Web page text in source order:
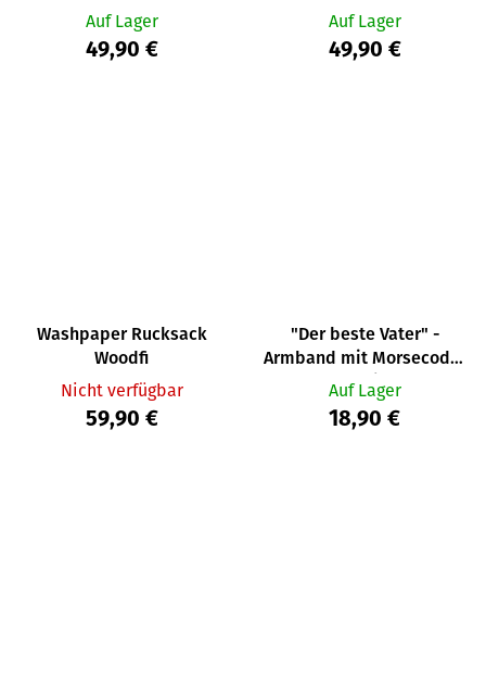
Auf Lager
49,90 €
Auf Lager
49,90 €
Washpaper Rucksack
Woodfi
Nicht verfügbar
59,90 €
"Der beste Vater" -
Armband mit Morsecode-
Nachricht
Auf Lager
18,90 €